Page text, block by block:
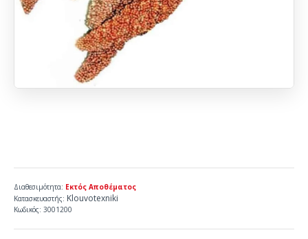
Διαθεσιμότητα: Εκτός Αποθέματος
Κατασκευαστής: Klouvotexniki
Κωδικός: 3001200